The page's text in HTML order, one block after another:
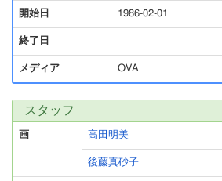
開始日 1986-02-01
終了日
メディア OVA
スタッフ
画 高田明美
後藤真砂子